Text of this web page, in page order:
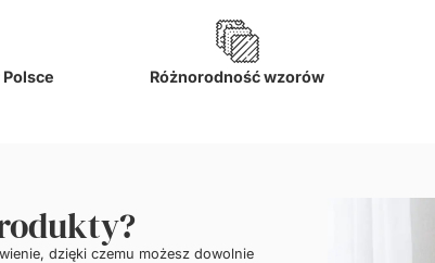
Różnorodność wzorów
dzięki czemu możesz dowolnie